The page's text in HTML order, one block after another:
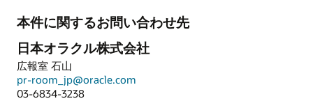
本件に関するお問い合わせ先
日本オラクル株式会社
広報室 石山
pr-room_jp@oracle.com
03-6834-3238